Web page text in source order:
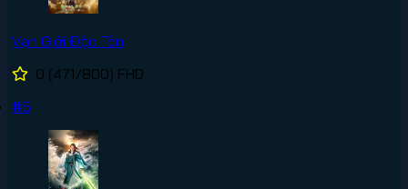
Vạn Giới Độc Tôn
0 (471/800) FHD
#5